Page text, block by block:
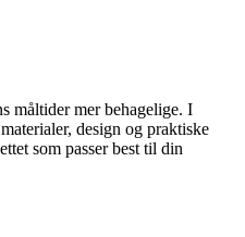
måltider mer behagelige. I
design og praktiske
som passer best til din